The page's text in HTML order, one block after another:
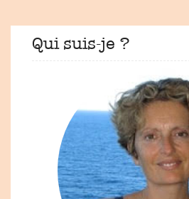
Qui suis-je ?